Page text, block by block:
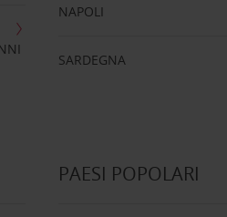
NAPOLI
SARDEGNA
PAESI POPOLARI